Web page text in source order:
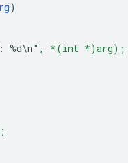
)
: %d\n", *(int *)arg);